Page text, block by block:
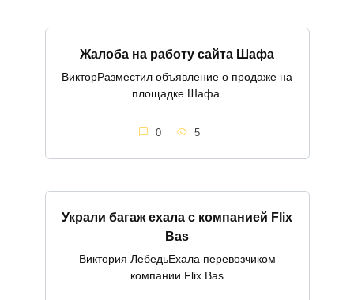
Жалоба на работу сайта Шафа
ВикторРазместил объявление о продаже на
площадке Шафа.
0 5
Украли багаж ехала с компанией Flix
Bas
Виктория ЛебедьЕхала перевозчиком
компании Flix Bas